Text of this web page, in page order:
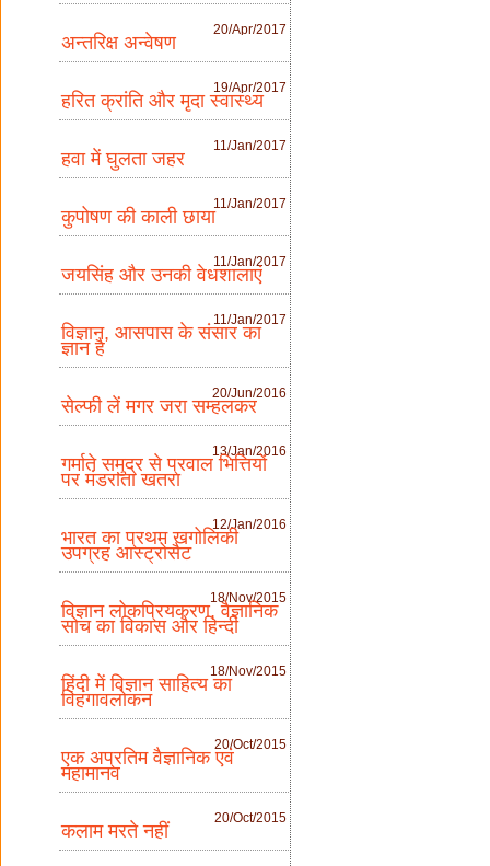
20/Apr/2017
अन्तरिक्ष अन्वेषण
19/Apr/2017
हरित क्रांति और मृदा स्वास्थ्य
11/Jan/2017
हवा में घुलता जहर
11/Jan/2017
कुपोषण की काली छाया
11/Jan/2017
जयसिंह और उनकी वेधशालाएं
11/Jan/2017
विज्ञान, आसपास के संसार का
ज्ञान है
20/Jun/2016
सेल्फी लें मगर जरा सम्हलकर
13/Jan/2016
गर्माते समुद्र से प्रवाल भित्तियों
पर मंडराता खतरा
12/Jan/2016
भारत का प्रथम खगोलिकी
उपग्रह आस्ट्रोसैट
18/Nov/2015
विज्ञान लोकप्रियकरण, वैज्ञानिक
सोच का विकास और हिन्दी
18/Nov/2015
हिंदी में विज्ञान साहित्य का
विहंगावलोकन
20/Oct/2015
एक अप्रतिम वैज्ञानिक एवं
महामानव
20/Oct/2015
कलाम मरते नहीं